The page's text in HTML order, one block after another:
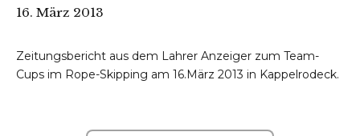
16. März 2013
Zeitungsbericht aus dem Lahrer Anzeiger zum Team-
Cups im Rope-Skipping am 16.März 2013 in Kappelrodeck.